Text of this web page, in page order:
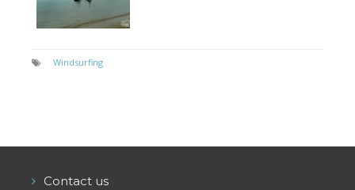
Windsurfing
Contact us